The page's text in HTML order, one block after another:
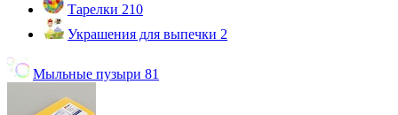
Тарелки 210
Украшения для выпечки 2
Мыльные пузыри 81